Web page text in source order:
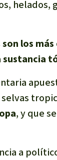
helados,
los
sustancia
, y que
a